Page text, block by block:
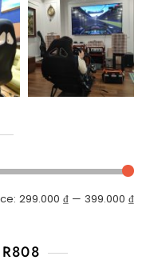
299.000 ₫ — 399.000 ₫